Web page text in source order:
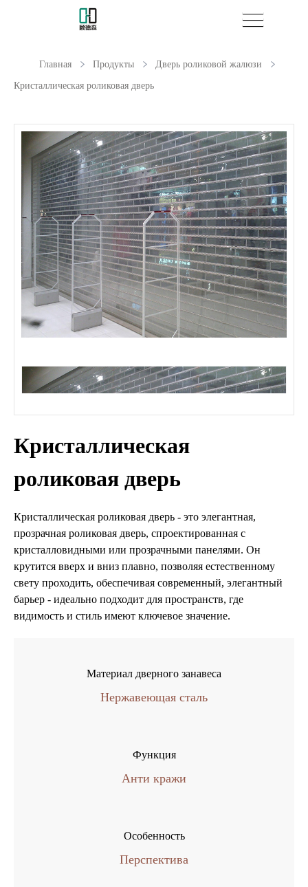
Главная Продукты Дверь роликовой жалюзи
Кристаллическая роликовая дверь
Кристаллическая
роликовая дверь
Кристаллическая роликовая дверь - это элегантная,
прозрачная роликовая дверь, спроектированная с
кристалловидными или прозрачными панелями. Он
крутится вверх и вниз плавно, позволяя естественному
свету проходить, обеспечивая современный, элегантный
барьер - идеально подходит для пространств, где
видимость и стиль имеют ключевое значение.
Материал дверного занавеса
Нержавеющая сталь
Функция
Анти кражи
Особенность
Перспектива